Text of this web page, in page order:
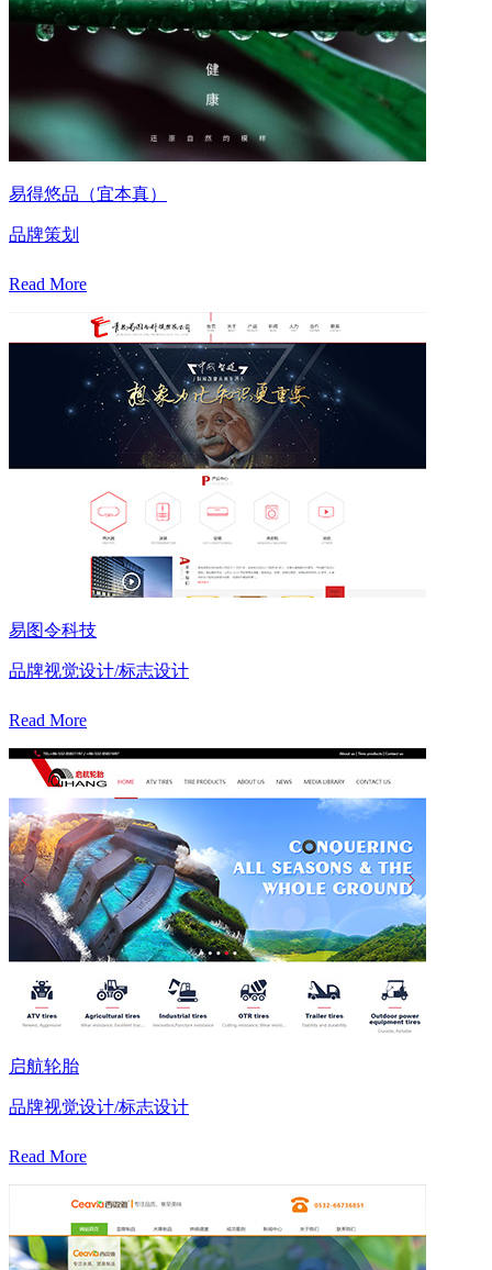
易得悠品（宜本真）
品牌策划
Read More
易图令科技
品牌视觉设计/标志设计
Read More
启航轮胎
品牌视觉设计/标志设计
Read More